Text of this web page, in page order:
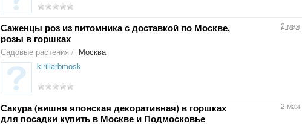
Саженцы роз из питомника с доставкой по Москве,
розы в горшках
2 мая
Садовые растения / Москва
kirillarbmosk
Сакура (вишня японская декоративная) в горшках
для посадки купить в Москве и Подмосковье
2 мая